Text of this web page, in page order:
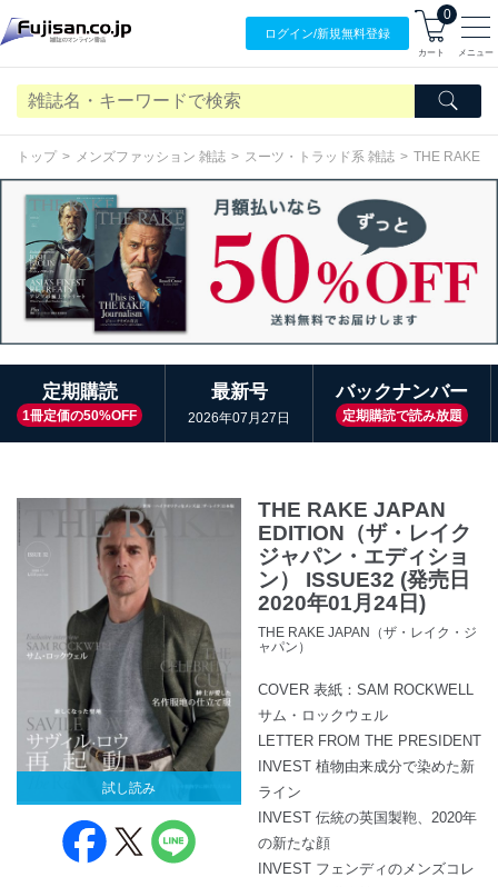
ログイン/新規無料登録
0
カート メニュー
トップ メンズファッション 雑誌 スーツ・トラッド系 雑誌 THE RAKE
定期購読
1冊定価の50%OFF
最新号
2026年07月27日
バックナンバー
定期購読で読み放題
試し読み
THE RAKE JAPAN
EDITION（ザ・レイク
ジャパン・エディショ
ン） ISSUE32 (発売日
2020年01月24日)
THE RAKE JAPAN（ザ・レイク・ジ
ャパン）
COVER 表紙：SAM ROCKWELL
サム・ロックウェル
LETTER FROM THE PRESIDENT
INVEST 植物由来成分で染めた新
ライン
INVEST 伝統の英国製鞄、2020年
の新たな顔
INVEST フェンディのメンズコレ